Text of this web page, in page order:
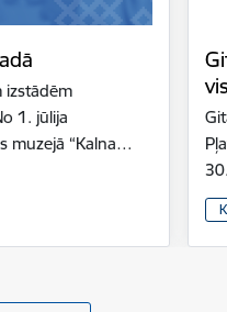
izstādēm
1. jūlija
muzejā “Kalna…